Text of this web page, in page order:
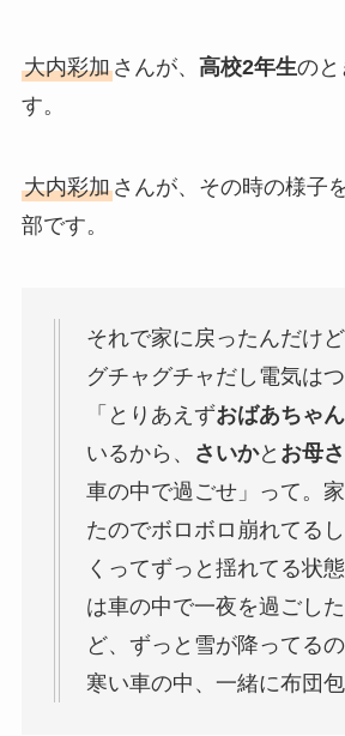
大内彩加さんが、 高校2年生のと
す。
大内彩加さんが、その時の様子
部です。
それで家に戻ったんだけ
グチャグチャだし電気は
「とりあえずおばあちゃん
いるから、
さいかと お母
車の中で過ごせ」って。
たのでボロボロ崩れてる
くってずっと揺れてる状
は車の中で一夜を過ごし
ど、ずっと雪が降ってるの
寒い車の中、一緒に布団包